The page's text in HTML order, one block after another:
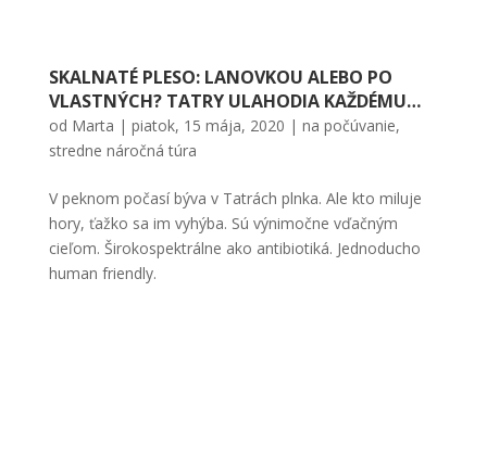
SKALNATÉ PLESO: LANOVKOU ALEBO PO
VLASTNÝCH? TATRY ULAHODIA KAŽDÉMU…
od Marta | piatok, 15 mája, 2020 | na počúvanie,
stredne náročná túra
V peknom počasí býva v Tatrách plnka. Ale kto miluje
hory, ťažko sa im vyhýba. Sú výnimočne vďačným
cieľom. Širokospektrálne ako antibiotiká. Jednoducho
human friendly.